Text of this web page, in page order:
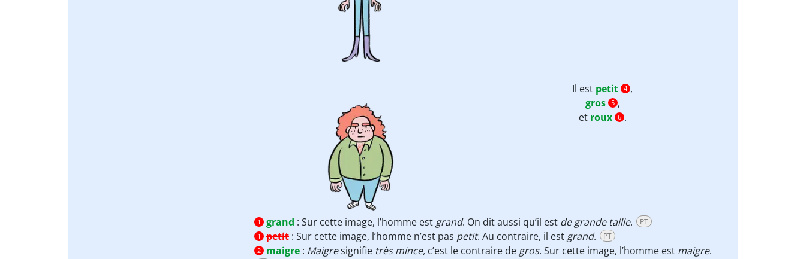
Il est petit 4 ,
gros
5 ,
et roux 6 .
1 grand : Sur cette image, l’homme est grand. On dit aussi qu’il est de grande taille. PT
1 petit : Sur cette image, l’homme n’est pas petit. Au contraire, il est grand. PT
2 maigre : Maigresignifie très mince, c’est le contraire de gros. Sur cette image, l’homme est maigre.